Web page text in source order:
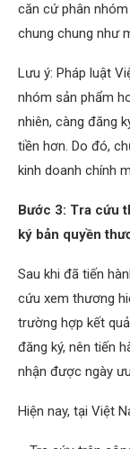
căn cứ phân
chung chung như
Lưu ý: Pháp luật
nhóm sản phẩm
nhiên, càng đăng
tiền hơn. Do đó,
kinh doanh chính
Bước 3: Tra cứu
ký bản quyền
Sau khi đã tiến
cứu xem thương
trường hợp kết
đăng ký, nên tiến
nhận được ngày
Hiện nay, tại Việt